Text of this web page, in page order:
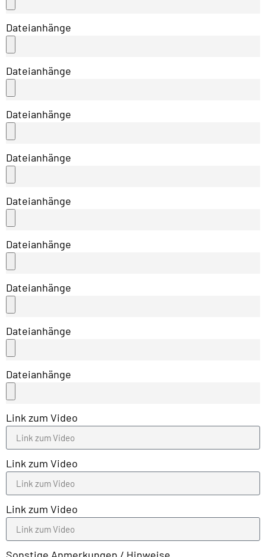
Dateianhänge
Dateianhänge
Dateianhänge
Dateianhänge
Dateianhänge
Dateianhänge
Dateianhänge
Dateianhänge
Dateianhänge
Link zum Video
Link zum Video
Link zum Video